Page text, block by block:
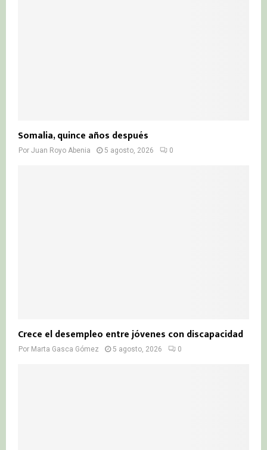
Somalia, quince años después
Por Juan Royo Abenia 5 agosto, 2026 0
Crece el desempleo entre jóvenes con discapacidad
Por Marta Gasca Gómez 5 agosto, 2026 0